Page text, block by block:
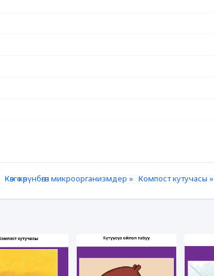
Көзгө көрүнбөгөн микроорганизмдер » Компост кутучасы »